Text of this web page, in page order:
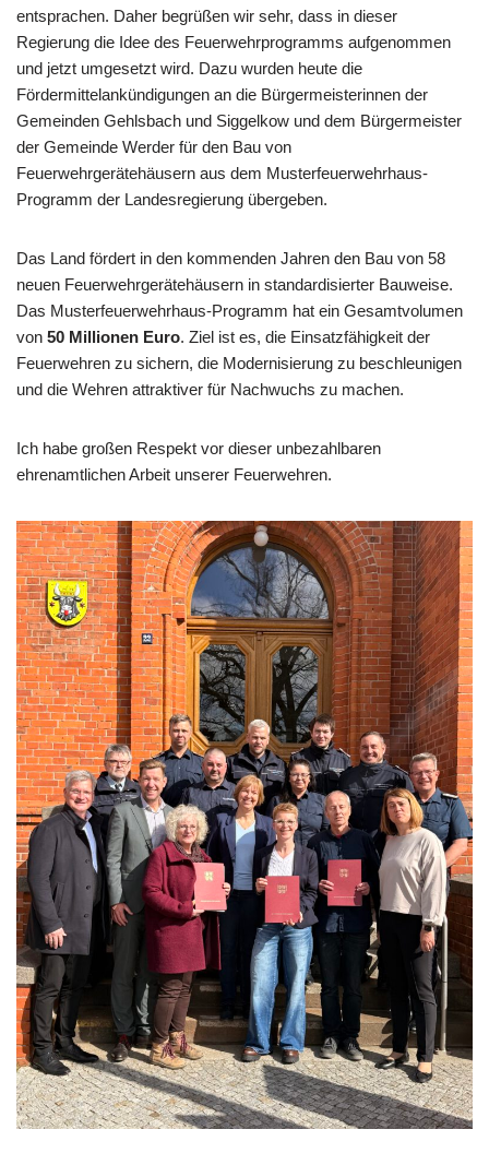
entsprachen. Daher begrüßen wir sehr, dass in dieser
Regierung die Idee des Feuerwehrprogramms aufgenommen
und jetzt umgesetzt wird. Dazu wurden heute die
Fördermittelankündigungen an die Bürgermeisterinnen der
Gemeinden Gehlsbach und Siggelkow und dem Bürgermeister
der Gemeinde Werder für den Bau von
Feuerwehrgerätehäusern aus dem Musterfeuerwehrhaus-
Programm der Landesregierung übergeben.
Das Land fördert in den kommenden Jahren den Bau von 58
neuen Feuerwehrgerätehäusern in standardisierter Bauweise.
Das Musterfeuerwehrhaus-Programm hat ein Gesamtvolumen
von 50 Millionen Euro. Ziel ist es, die Einsatzfähigkeit der
Feuerwehren zu sichern, die Modernisierung zu beschleunigen
und die Wehren attraktiver für Nachwuchs zu machen.
Ich habe großen Respekt vor dieser unbezahlbaren
ehrenamtlichen Arbeit unserer Feuerwehren.